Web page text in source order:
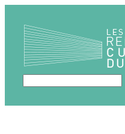
contenu
Rechercher